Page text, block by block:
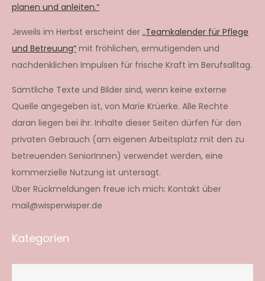
planen und anleiten.“
Jeweils im Herbst erscheint der „Teamkalender für Pflege
und Betreuung“ mit fröhlichen, ermutigenden und
nachdenklichen Impulsen für frische Kraft im Berufsalltag.
Sämtliche Texte und Bilder sind, wenn keine externe
Quelle angegeben ist, von Marie Krüerke. Alle Rechte
daran liegen bei ihr. Inhalte dieser Seiten dürfen für den
privaten Gebrauch (am eigenen Arbeitsplatz mit den zu
betreuenden SeniorInnen) verwendet werden, eine
kommerzielle Nutzung ist untersagt.
Über Rückmeldungen freue ich mich: Kontakt über
mail@wisperwisper.de
Kategorien